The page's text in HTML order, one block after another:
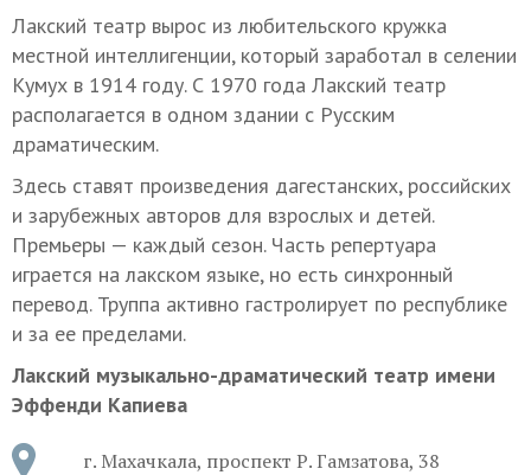
Лакский театр вырос из любительского кружка
местной интеллигенции, который заработал в селении
Кумух в 1914 году. С 1970 года Лакский театр
располагается в одном здании с Русским
драматическим.
Здесь ставят произведения дагестанских, российских
и зарубежных авторов для взрослых и детей.
Премьеры — каждый сезон. Часть репертуара
играется на лакском языке, но есть синхронный
перевод. Труппа активно гастролирует по республике
и за ее пределами.
Лакский музыкально-драматический театр имени
Эффенди Капиева
г. Махачкала, проспект Р. Гамзатова, 38